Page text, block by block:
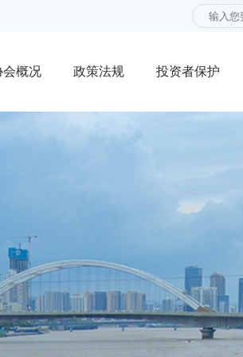
会概况 政策法规 投资者保护